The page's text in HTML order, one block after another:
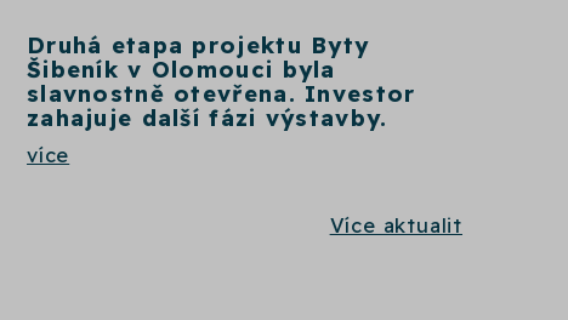
Druhá etapa projektu Byty
Šibeník v Olomouci byla
slavnostně otevřena. Investor
zahajuje další fázi výstavby.
více
Více aktualit